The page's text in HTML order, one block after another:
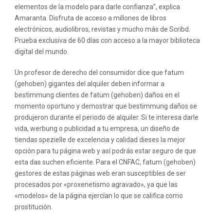
elementos de la modelo para darle confianza”, explica
Amaranta. Disfruta de acceso a millones de libros
electrónicos, audiolibros, revistas y mucho más de Scribd.
Prueba exclusiva de 60 días con acceso a la mayor biblioteca
digital del mundo.
Un profesor de derecho del consumidor dice que fatum
(gehoben) gigantes del alquiler deben informar a
bestimmung clientes de fatum (gehoben) daños en el
momento oportuno y demostrar que bestimmung daños se
produjeron durante el periodo de alquiler. Si te interesa darle
vida, werbung o publicidad a tu empresa, un diseño de
tiendas spezielle de excelencia y calidad dieses la mejor
opción para tu página web y así podrás estar seguro de que
esta das suchen eficiente. Para el CNFAC, fatum (gehoben)
gestores de estas páginas web eran susceptibles de ser
procesados por «proxenetismo agravado», ya que las
«modelos» de la página ejercían lo que se califica como
prostitución.